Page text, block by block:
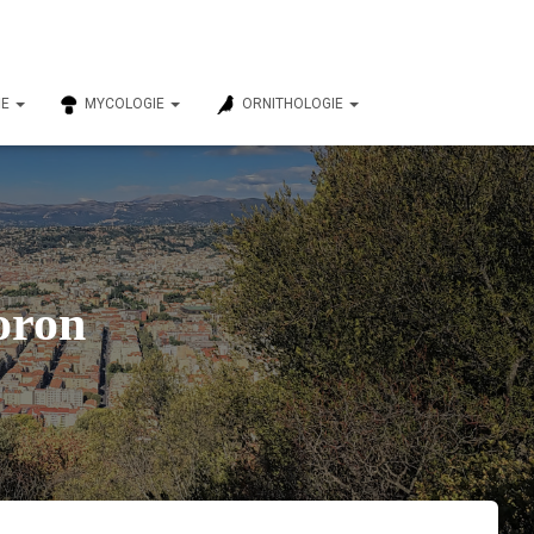
MYCOLOGIE ORNITHOLOGIE